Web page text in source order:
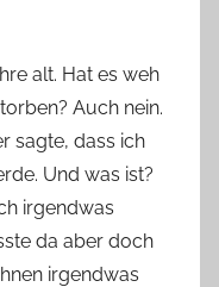
alt. Hat es weh
Auch nein.
sagte, dass ich
Und was ist?
irgendwas
da aber doch
irgendwas